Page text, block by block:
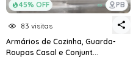
45% OFF PB
83 visitas
Armários de Cozinha, Guarda-
Roupas Casal e Conjunt...